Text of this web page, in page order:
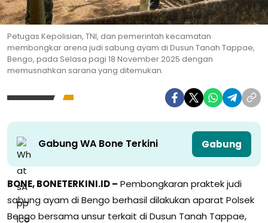
Petugas Kepolisian, TNI, dan pemerintah kecamatan
membongkar arena judi sabung ayam di Dusun Tanah Tappae,
Bengo, pada Selasa pagi 18 November 2025 dengan
memusnahkan sarana yang ditemukan.
Gabung WA Bone Terkini Gabung
BONE, BONETERKINI.ID – Pembongkaran praktek judi
sabung ayam di Bengo berhasil dilakukan aparat Polsek
Bengo bersama unsur terkait di Dusun Tanah Tappae,